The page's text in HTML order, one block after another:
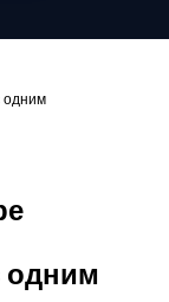
одним
одним